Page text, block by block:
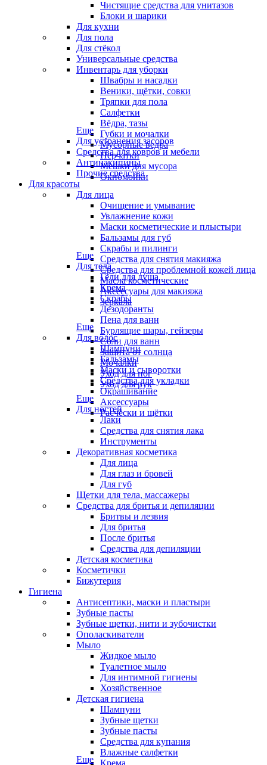
Чистящие средства для унитазов
Блоки и шарики
Для кухни
Для пола
Для стёкол
Универсальные средства
Инвентарь для уборки
Швабры и насадки
Веники, щётки, совки
Тряпки для пола
Салфетки
Вёдра, тазы
Губки и мочалки
Мусорные ведра
Перчатки
Мешки для мусора
Окномойки
Еще
Для устранения засоров
Средства для ковров и мебели
Антинакипины
Прочие средства
Для красоты
Для лица
Очищение и умывание
Увлажнение кожи
Маски косметические и плыстыри
Бальзамы для губ
Скрабы и пилинги
Средства для снятия макияжа
Средства для проблемной кожей лица
Масла косметические
Аксессуары для макияжа
Зеркала
Еще
Для тела
Гели для душа
Крема
Скрабы
Дезодоранты
Пена для ванн
Бурлящие шары, гейзеры
Соли для ванн
Защита от солнца
Мочалки
Уход для ног
Уход для рук
Еще
Для волос
Шампуни
Бальзамы
Маски и сыворотки
Средства для укладки
Окрашивание
Аксессуары
Расчёски и щётки
Еще
Для ногтей
Лаки
Средства для снятия лака
Инструменты
Декоративная косметика
Для лица
Для глаз и бровей
Для губ
Щетки для тела, массажеры
Средства для бритья и депиляции
Бритвы и лезвия
Для бритья
После бритья
Средства для депиляции
Детская косметика
Косметички
Бижутерия
Гигиена
Антисептики, маски и пластыри
Зубные пасты
Зубные щетки, нити и зубочистки
Ополаскиватели
Мыло
Жидкое мыло
Туалетное мыло
Для интимной гигиены
Хозяйственное
Детская гигиена
Шампуни
Зубные щетки
Зубные пасты
Средства для купания
Влажные салфетки
Крема
Еще